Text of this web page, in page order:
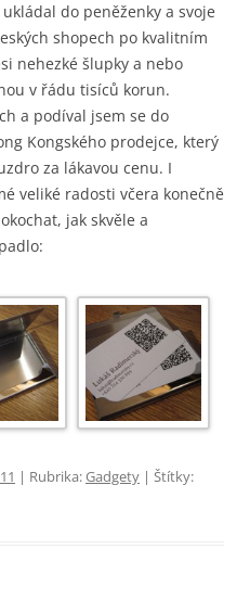
do peněženky a svoje
shopech po kvalitním
nehezké šlupky a nebo
v řádu tisíců korun.
a podíval jsem se do
Kongského prodejce, který
za lákavou cenu. I
veliké radosti včera konečně
jak skvěle a
| Rubrika:Gadgety | Štítky: